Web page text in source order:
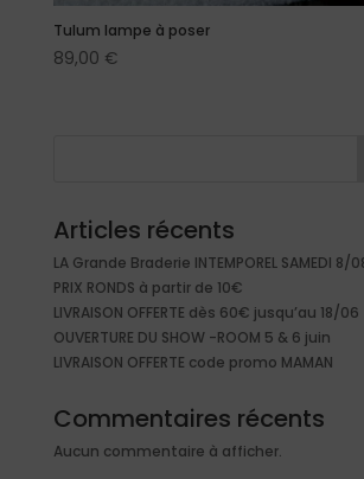
Tulum lampe à poser
89,00 €
Articles récents
LA Grande Braderie INTEMPOREL SAMEDI 8/
PRIX RONDS à partir de 10€
LIVRAISON OFFERTE dès 60€ jusqu’au 18/06
OUVERTURE DU SHOW -ROOM 5 & 6 juin
LIVRAISON OFFERTE code promo MAMAN
Commentaires récents
Aucun commentaire à afficher.